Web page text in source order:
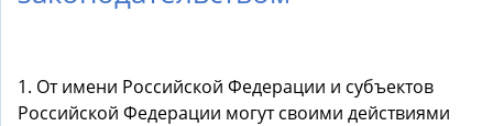
1. От имени Российской Федерации и субъектов
Российской Федерации могут своими действиями